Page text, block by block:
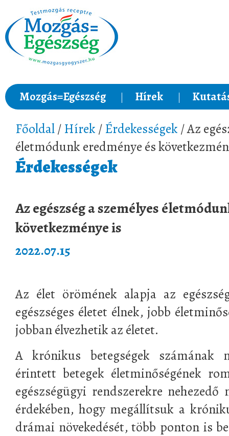
Mozgás=Egészség Hírek
Főoldal/ Hírek / Érdekességek / Az
életmódunk eredménye és
Érdekességek
Az egészség a személyes
következménye is
2022.07.15
Az élet örömének alapja az
egészséges életet élnek, jobb
jobban élvezhetik az életet.
A krónikus betegségek számának
érintett betegek életminőségének
egészségügyi rendszerekre
érdekében, hogy megállítsuk a
drámai növekedését, több ponton is